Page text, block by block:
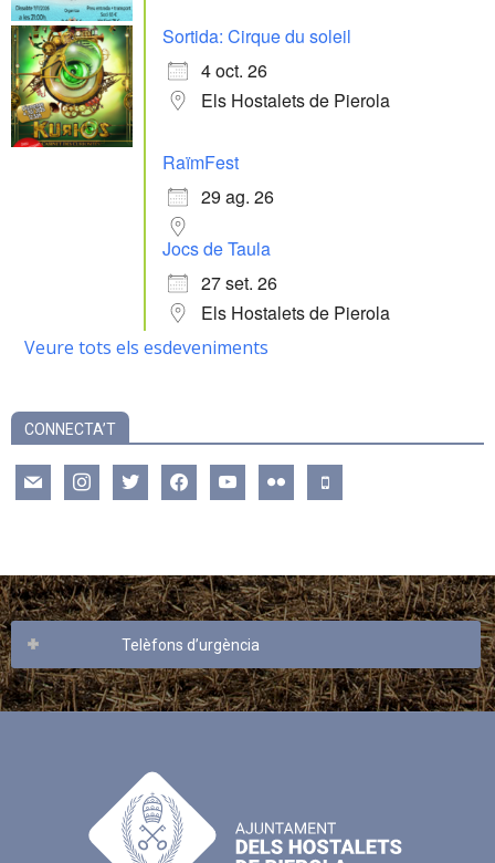
Sortida: Cirque du soleil
4 oct. 26
Els Hostalets de Pierola
RaïmFest
29 ag. 26
Jocs de Taula
27 set. 26
Els Hostalets de Pierola
Veure tots els esdeveniments
CONNECTA’T
mail instagramtwitter facebookyoutube flickr mobile
Telèfons d’urgència